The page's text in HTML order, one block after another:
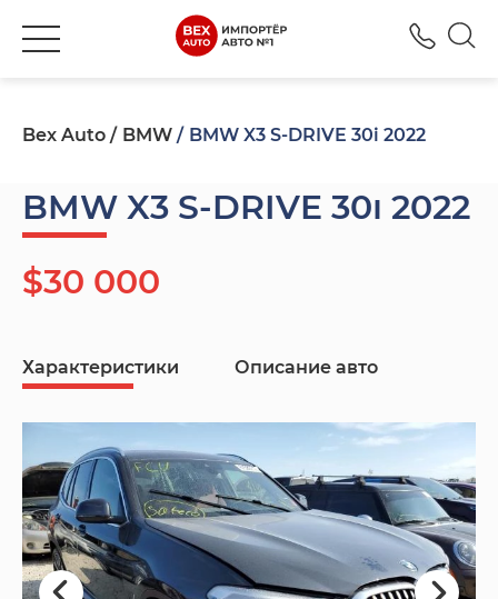
Bex Auto BMW BMW X3 S-DRIVE 30i 2022
BMW X3 S-DRIVE 30i 2022
$30 000
Характеристики Описание авто